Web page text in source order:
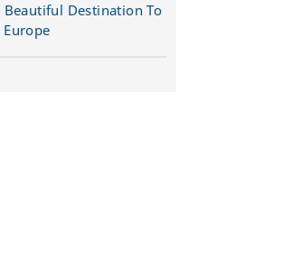
Beautiful Destination To